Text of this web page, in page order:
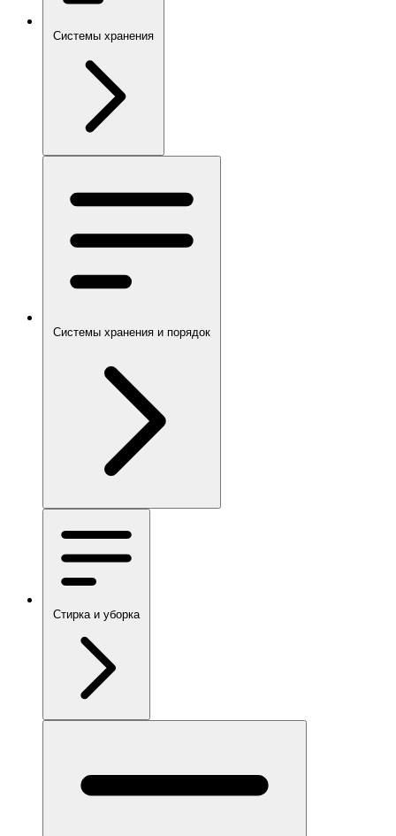
Системы хранения
Системы хранения и порядок
Стирка и уборка